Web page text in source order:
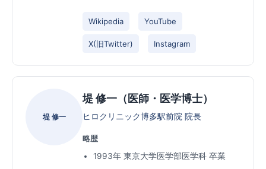
Wikipedia YouTube
X(旧Twitter) Instagram
堤 修一
堤 修一（医師・医学博士）
ヒロクリニック博多駅前院 院長
略歴
1993年 東京大学医学部医学科 卒業